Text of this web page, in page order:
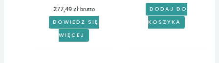
277,49 zł brutto
DOWIEDZ SIĘ
WIĘCEJ
DODAJ DO
KOSZYKA